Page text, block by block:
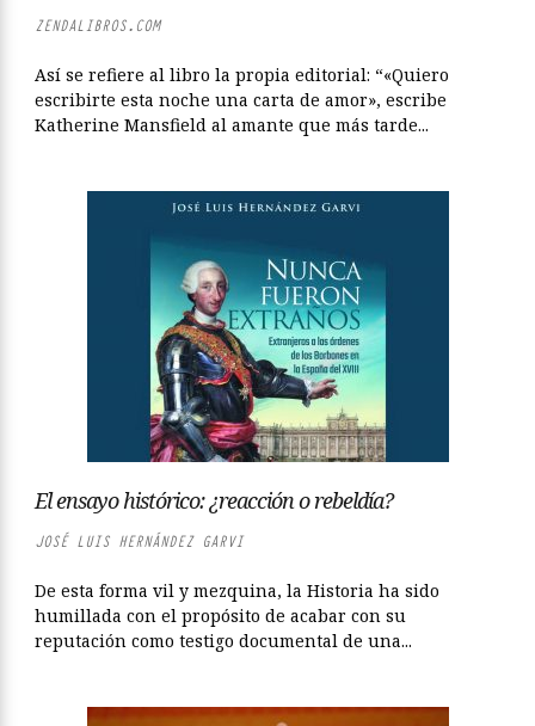
ZENDALIBROS.COM
Así se refiere al libro la propia editorial: “«Quiero
escribirte esta noche una carta de amor», escribe
Katherine Mansfield al amante que más tarde...
El ensayo histórico: ¿reacción o rebeldía?
JOSÉ LUIS HERNÁNDEZ GARVI
De esta forma vil y mezquina, la Historia ha sido
humillada con el propósito de acabar con su
reputación como testigo documental de una...